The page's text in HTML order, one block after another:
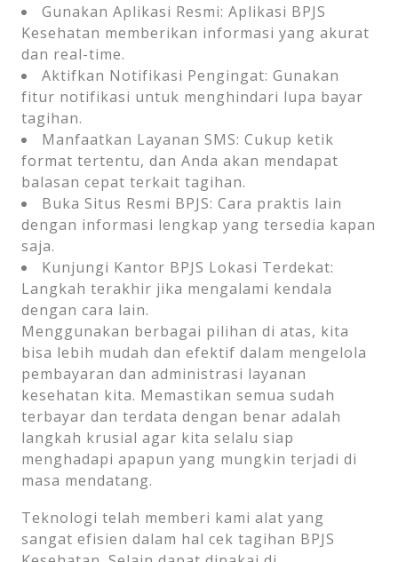
Gunakan Aplikasi Resmi: Aplikasi BPJS
Kesehatan memberikan informasi yang akurat
dan real-time.
Aktifkan Notifikasi Pengingat: Gunakan
fitur notifikasi untuk menghindari lupa bayar
tagihan.
Manfaatkan Layanan SMS: Cukup ketik
format tertentu, dan Anda akan mendapat
balasan cepat terkait tagihan.
Buka Situs Resmi BPJS: Cara praktis lain
dengan informasi lengkap yang tersedia kapan
saja.
Kunjungi Kantor BPJS Lokasi Terdekat:
Langkah terakhir jika mengalami kendala
dengan cara lain.
Menggunakan berbagai pilihan di atas, kita
bisa lebih mudah dan efektif dalam mengelola
pembayaran dan administrasi layanan
kesehatan kita. Memastikan semua sudah
terbayar dan terdata dengan benar adalah
langkah krusial agar kita selalu siap
menghadapi apapun yang mungkin terjadi di
masa mendatang.
Teknologi telah memberi kami alat yang
sangat efisien dalam hal cek tagihan BPJS